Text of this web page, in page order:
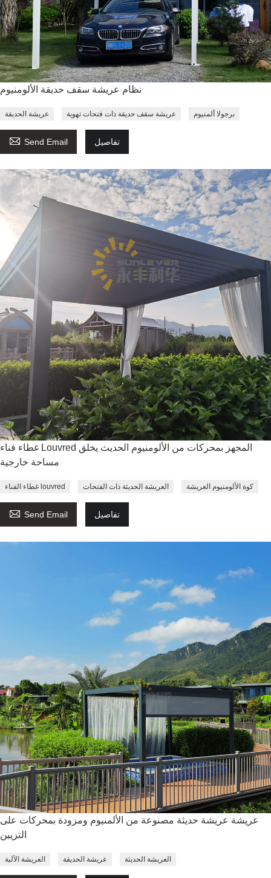
نظام عريشة سقف حديقة الألومنيوم
عريشة الحديقة عريشة سقف حديقة ذات فتحات تهوية برجولا ألمنيوم
 Send Email تفاصيل
غطاء فناء Louvred المجهز بمحركات من الألومنيوم الحديث يخلق
مساحة خارجية
غطاء الفناء louvred العريشة الحديثة ذات الفتحات كوة الألومنيوم العريشة
 Send Email تفاصيل
عريشة عريشة حديثة مصنوعة من الألمنيوم ومزودة بمحركات على
التزيين
العريشة الآلية عريشة الحديقة العريشة الحديثة